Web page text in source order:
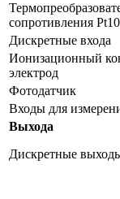
сопротивления
Дискретные входа
Ионизационный
электрод
Фотодатчик
Входы для
Выхода
Дискретные